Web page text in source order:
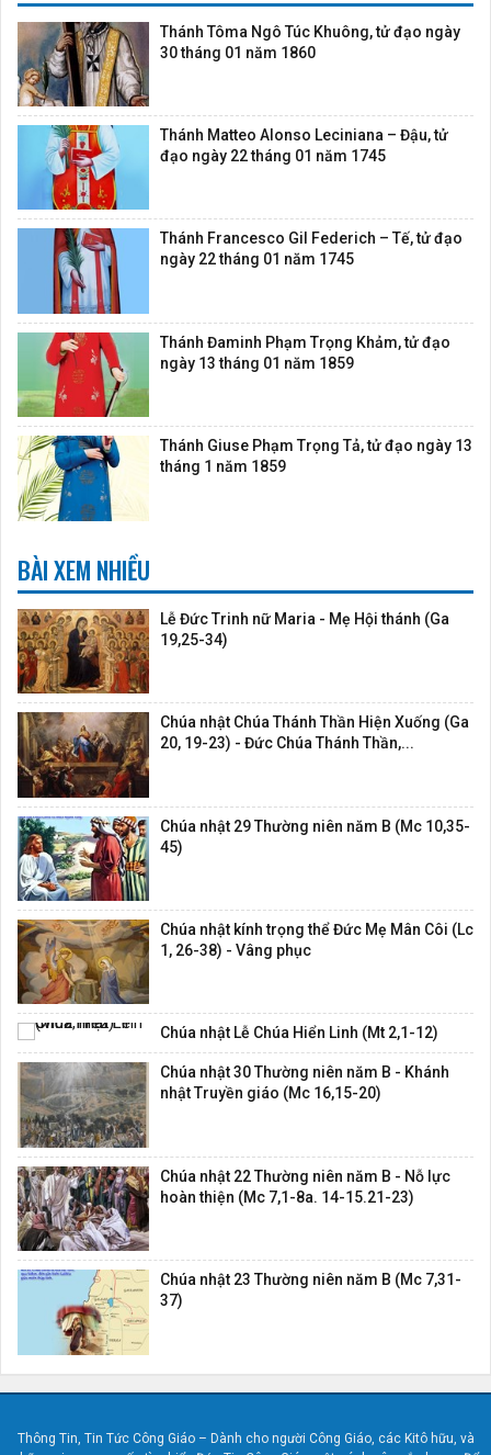
Thánh Tôma Ngô Túc Khuông, tử đạo ngày
30 tháng 01 năm 1860
Thánh Matteo Alonso Leciniana – Đậu, tử
đạo ngày 22 tháng 01 năm 1745
Thánh Francesco Gil Federich – Tế, tử đạo
ngày 22 tháng 01 năm 1745
Thánh Đaminh Phạm Trọng Khảm, tử đạo
ngày 13 tháng 01 năm 1859
Thánh Giuse Phạm Trọng Tả, tử đạo ngày 13
tháng 1 năm 1859
BÀI XEM NHIỀU
Lễ Đức Trinh nữ Maria - Mẹ Hội thánh (Ga
19,25-34)
Chúa nhật Chúa Thánh Thần Hiện Xuống (Ga
20, 19-23) - Đức Chúa Thánh Thần,...
Chúa nhật 29 Thường niên năm B (Mc 10,35-
45)
Chúa nhật kính trọng thể Đức Mẹ Mân Côi (Lc
1, 26-38) - Vâng phục
Chúa nhật Lễ Chúa Hiển Linh (Mt 2,1-12)
Chúa nhật 30 Thường niên năm B - Khánh
nhật Truyền giáo (Mc 16,15-20)
Chúa nhật 22 Thường niên năm B - Nỗ lực
hoàn thiện (Mc 7,1-8a. 14-15.21-23)
Chúa nhật 23 Thường niên năm B (Mc 7,31-
37)
Thông Tin, Tin Tức Công Giáo – Dành cho người Công Giáo, các Kitô hữu, và